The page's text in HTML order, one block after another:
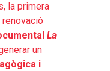
la primera
La
un
i